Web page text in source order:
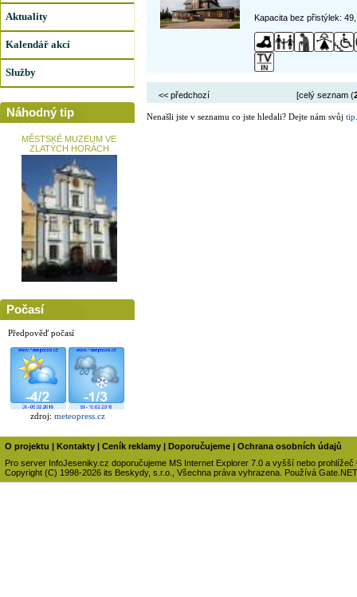
Aktuality
Kalendář akcí
Služby
Náhodný tip
MĚSTSKÉ MUZEUM VE
ZLATÝCH HORÁCH
Počasí
Předpověď počasí
zdroj: meteopress.cz
Kapacita bez přistýlek:
<< předchozí [celý seznam (
Nenašli jste v seznamu co jste hledali? Dejte nám svůj tip
O projektu | Kontakty | Ceník reklamy | Doporučujeme | Ochrana osobních údajů
Pro server InfoJeseniky.cz doporučujeme MS Internet Explorer 7.0 a vyšší nebo prohlížeč
Copyright (C) 1998-2026 its Beskydy, s.r.o., Všechna práva vyhrazena. Používá